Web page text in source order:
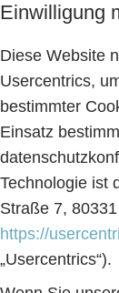
Einwilligung
Diese Website
Usercentrics,
bestimmter
Einsatz
Technologie ist
Straße 7,
https://
„Usercentrics“).